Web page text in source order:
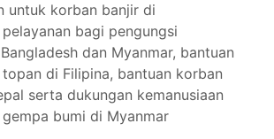
untuk korban banjir di
bagi pengungsi
dan Myanmar, bantuan
di Filipina, bantuan korban
serta dukungan kemanusiaan
bumi di Myanmar